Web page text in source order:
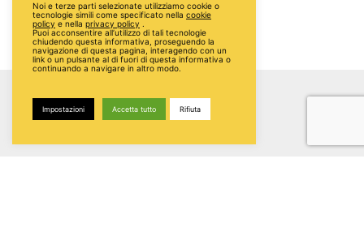
Noi e terze parti selezionate utilizziamo cookie o
tecnologie simili come specificato nella cookie
policy e nella privacy policy .
Puoi acconsentire all’utilizzo di tali tecnologie
chiudendo questa informativa, proseguendo la
navigazione di questa pagina, interagendo con un
link o un pulsante al di fuori di questa informativa o
continuando a navigare in altro modo.
Impostazioni Accetta tutto Rifiuta